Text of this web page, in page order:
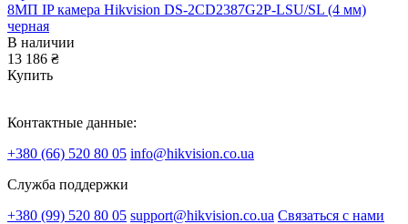
8МП IP камера Hikvision DS-2CD2387G2P-LSU/SL (4 мм)
черная
В наличии
13 186 ₴
Купить
Контактные данные:
+380 (66) 520 80 05 info@hikvision.co.ua
Служба поддержки
+380 (99) 520 80 05 support@hikvision.co.ua Связаться с нами